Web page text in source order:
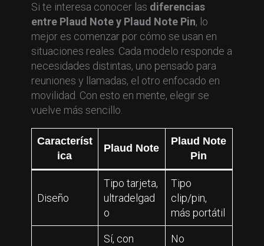
Si te interesa conocer las diferencias
entre Plaud Note y Plaud Note Pin, lo
mejor es comenzar por cómo se usan en
situaciones reales. Cada modelo responde a
necesidades distintas, uno pensado para
reuniones y llamadas, el otro enfocado en
movilidad. Con esto en mente, elegir se
vuelve más sencillo.
Característ
ica
Plaud Note
Plaud Note
Pin
Diseño
Tipo tarjeta,
ultradelgad
o
Tipo
clip/pin,
más portátil
Sí, con
No